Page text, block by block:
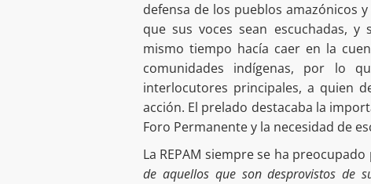
defensa de los pueblos amazónicos
que sus voces sean escuchadas,
mismo tiempo hacía caer en la
comunidades indígenas, por lo
interlocutores principales, a quien
acción. El prelado destacaba la
Foro Permanente y la necesidad de
La REPAM siempre se ha preocupado
de aquellos que son desprovistos de